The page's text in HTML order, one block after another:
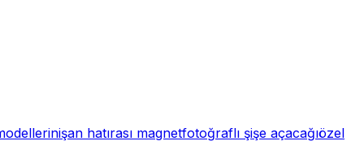
nişan hatırası magnetfotoğraflı şişe açacağıözel